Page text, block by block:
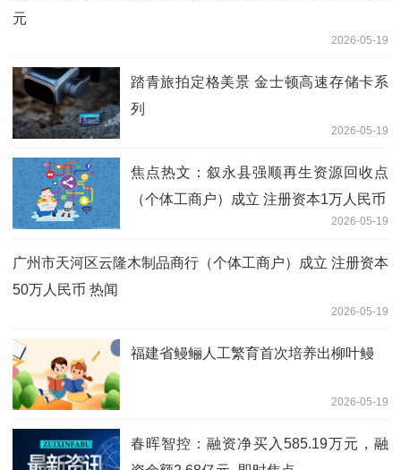
元
2026-05-19
踏青旅拍定格美景 金士顿高速存储卡系
列
2026-05-19
焦点热文：叙永县强顺再生资源回收点
（个体工商户）成立 注册资本1万人民币
2026-05-19
广州市天河区云隆木制品商行（个体工商户）成立 注册资本
50万人民币 热闻
2026-05-19
福建省鳗鲡人工繁育首次培养出柳叶鳗
2026-05-19
春晖智控：融资净买入585.19万元，融